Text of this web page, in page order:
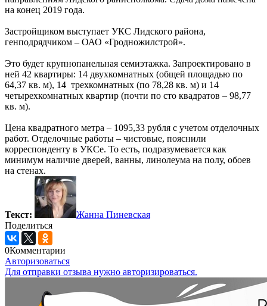
на конец 2019 года.
Застройщиком выступает УКС Лидского района,
генподрядчиком – ОАО «Гродножилстрой».
Это будет крупнопанельная семиэтажка. Запроектировано в
ней 42 квартиры: 14 двухкомнатных (общей площадью по
64,37 кв. м), 14 трехкомнатных (по 78,28 кв. м) и 14
четырехкомнатных квартир (почти по сто квадратов – 98,77
кв. м).
Цена квадратного метра – 1095,33 рубля с учетом отделочных
работ. Отделочные работы – чистовые, пояснили
корреспонденту в УКСе. То есть, подразумевается как
минимум наличие дверей, ванны, линолеума на полу, обоев
на стенах.
Текст:
Жанна Пиневская
Поделиться
0Комментарии
Авторизоваться
Для отправки отзыва нужно авторизироваться.